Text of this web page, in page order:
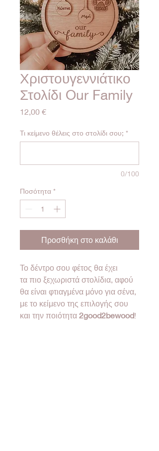
Χριστουγεννιάτικο
Στολίδι Our Family
12,00 €Τιμή
Τι κείμενο θέλεις στο στολίδι σου; *
0/100
Ποσότητα *
Προσθήκη στο καλάθι
Το δέντρο σου φέτος θα έχει
τα πιο ξεχωριστά στολίδια, αφού
θα είναι φτιαγμένα μόνο για σένα,
με το κείμενο της επιλογής σου
και την ποιότητα 2good2bewood!